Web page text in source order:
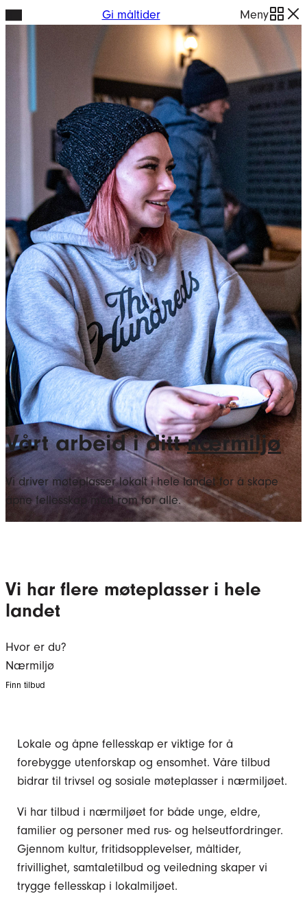
Hopp
Gi måltider Meny
Vårt arbeid i dittnærmiljø
Vi driver møteplasser lokalt i hele landet for å skape
åpne fellesskap med rom for alle.
Vi har flere møteplasser i hele
landet
Hvor er du?
Nærmiljø
Finn tilbud
Lokale og åpne fellesskap er viktige for å
forebygge utenforskap og ensomhet. Våre tilbud
bidrar til trivsel og sosiale møteplasser i nærmiljøet.
Vi har tilbud i nærmiljøet for både unge, eldre,
familier og personer med rus- og helseutfordringer.
Gjennom kultur, fritidsopplevelser, måltider,
frivillighet, samtaletilbud og veiledning skaper vi
trygge fellesskap i lokalmiljøet.